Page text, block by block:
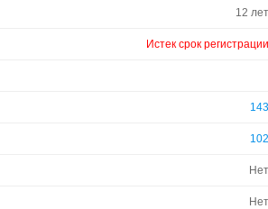
12 лет
Истек срок регистрации
143
102
Нет
Нет